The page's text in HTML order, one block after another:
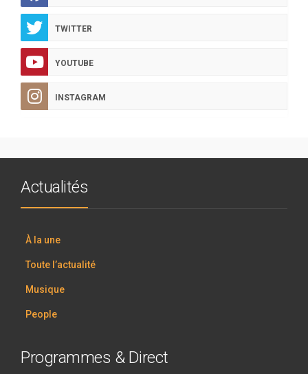
TWITTER
YOUTUBE
INSTAGRAM
Actualités
À la une
Toute l’actualité
Musique
People
Programmes & Direct